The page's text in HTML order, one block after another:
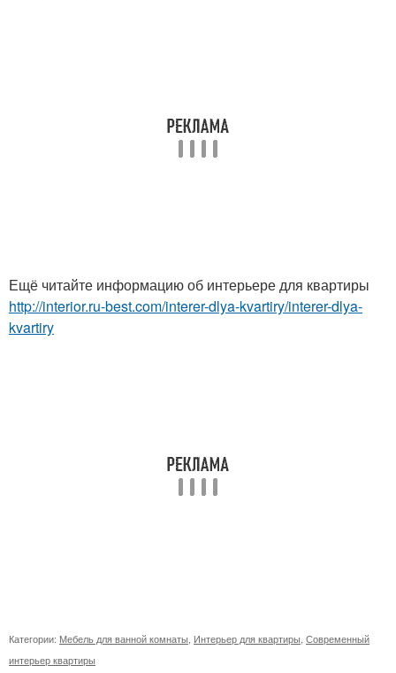
Ещё читайте информацию об интерьере для квартиры
http://interior.ru-best.com/interer-dlya-kvartiry/interer-dlya-
kvartiry
Категории: Мебель для ванной комнаты Интерьер для квартиры Современный
интерьер квартиры